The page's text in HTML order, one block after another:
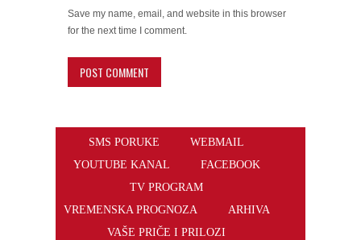
Save my name, email, and website in this browser
for the next time I comment.
SMS PORUKE
WEBMAIL
YOUTUBE KANAL
FACEBOOK
TV PROGRAM
VREMENSKA PROGNOZA
ARHIVA
VAŠE PRIČE I PRILOZI